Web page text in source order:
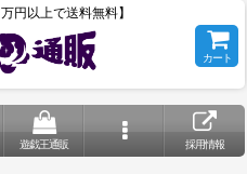
円以上で送料無料】
カート
遊戯王通販 採用情報